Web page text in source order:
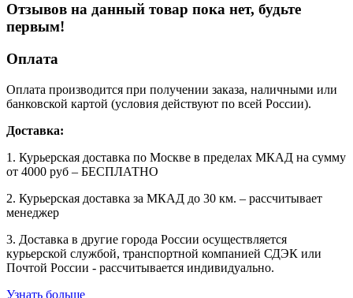
Отзывов на данный товар пока нет, будьте
первым!
Оплата
Оплата производится при получении заказа, наличными или
банковской картой (условия действуют по всей России).
Доставка:
1. Курьерская доставка по Москве в пределах МКАД на сумму
от 4000 руб – БЕСПЛАТНО
2. Курьерская доставка за МКАД до 30 км. – рассчитывает
менеджер
3. Доставка в другие города России осуществляется
курьерской службой, транспортной компанией СДЭК или
Почтой России - рассчитывается индивидуально.
Узнать больше